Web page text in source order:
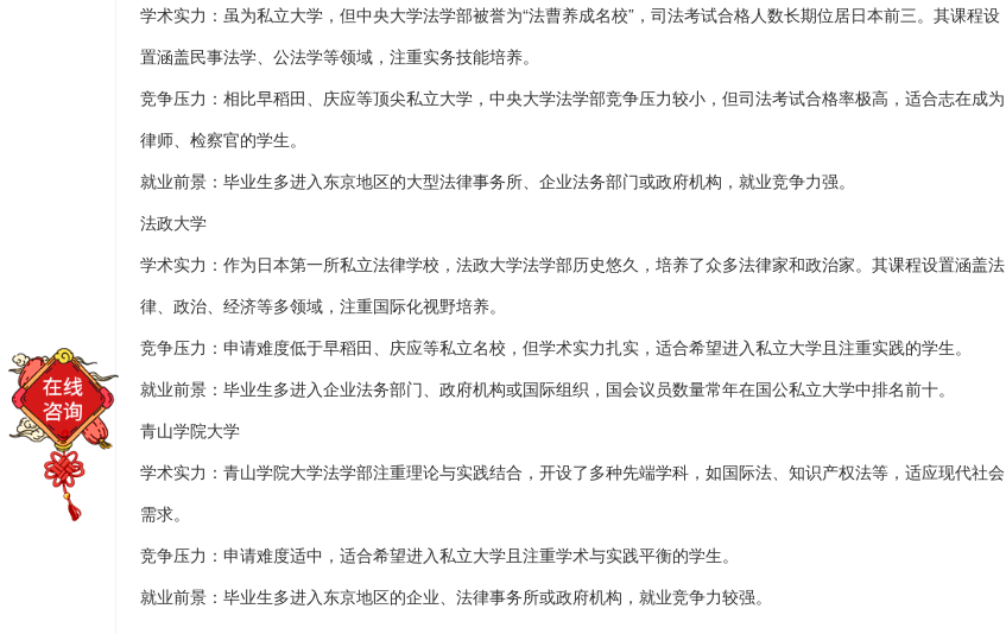
学术实力：虽为私立大学，但中央大学法学部被誉为“法曹养成名校”，司法考试合格人数长期位居日本前三。其课程设
置涵盖民事法学、公法学等领域，注重实务技能培养。
竞争压力：相比早稻田、庆应等顶尖私立大学，中央大学法学部竞争压力较小，但司法考试合格率极高，适合志在成为
律师、检察官的学生。
就业前景：毕业生多进入东京地区的大型法律事务所、企业法务部门或政府机构，就业竞争力强。
法政大学
学术实力：作为日本第一所私立法律学校，法政大学法学部历史悠久，培养了众多法律家和政治家。其课程设置涵盖法
律、政治、经济等多领域，注重国际化视野培养。
竞争压力：申请难度低于早稻田、庆应等私立名校，但学术实力扎实，适合希望进入私立大学且注重实践的学生。
就业前景：毕业生多进入企业法务部门、政府机构或国际组织，国会议员数量常年在国公私立大学中排名前十。
青山学院大学
学术实力：青山学院大学法学部注重理论与实践结合，开设了多种先端学科，如国际法、知识产权法等，适应现代社会
需求。
竞争压力：申请难度适中，适合希望进入私立大学且注重学术与实践平衡的学生。
就业前景：毕业生多进入东京地区的企业、法律事务所或政府机构，就业竞争力较强。